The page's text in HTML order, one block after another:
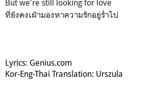
But we're still looking for love
ที่ยังคงเฝ้ามองหาความรักอยู่ร่ำไป
Lyrics: Genius.com
Kor-Eng-Thai Translation: Urszula